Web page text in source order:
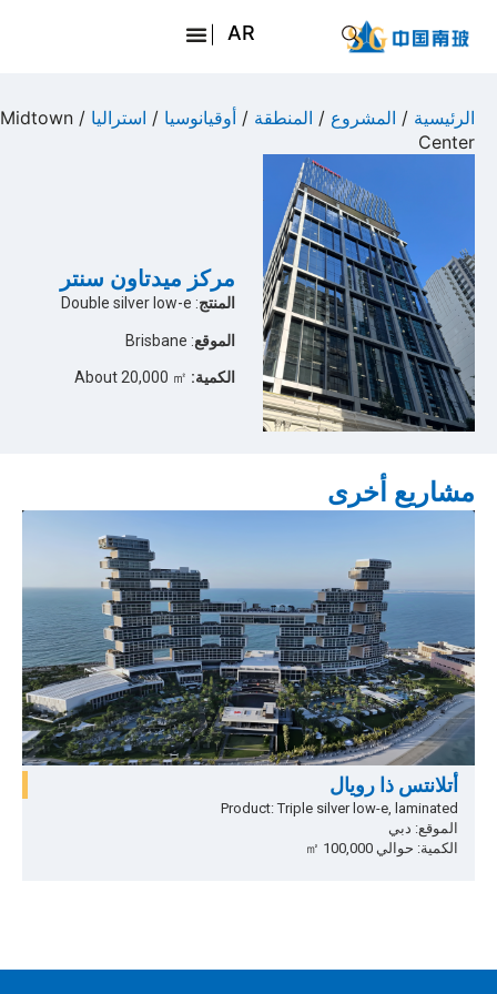
AR
JA
الرئيسية / المشروع / المنطقة / أوقيانوسيا / استراليا
/ Midtown
Center
مركز ميدتاون سنتر
المنتج: Double silver low-e
الموقع: Brisbane
الكمية:
مشاريع أخرى
أتلانتس ذا رويال
Product: Triple silver low-e, laminated
الموقع: دبي
الكمية: حوالي 100,000 ㎡